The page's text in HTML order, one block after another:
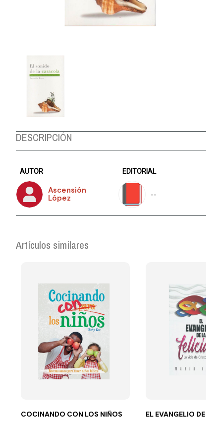
DESCRIPCIÓN
AUTOR
Ascensión
López
EDITORIAL
--
Artículos similares
COCINANDO CON LOS NIÑOS EL EVANGELIO DE LA